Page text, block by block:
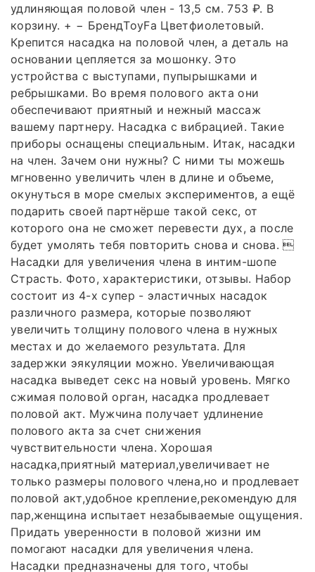
удлиняющая половой член - 13,5 см. 753 ₽. В
корзину. + − БрендToyFa Цветфиолетовый.
Крепится насадка на половой член, а деталь на
основании цепляется за мошонку. Это
устройства с выступами, пупырышками и
ребрышками. Во время полового акта они
обеспечивают приятный и нежный массаж
вашему партнеру. Насадка с вибрацией. Такие
приборы оснащены специальным. Итак, насадки
на член. Зачем они нужны? С ними ты можешь
мгновенно увеличить член в длине и объеме,
окунуться в море смелых экспериментов, а ещё
подарить своей партнёрше такой секс, от
которого она не сможет перевести дух, а после
будет умолять тебя повторить снова и снова. 
Насадки для увеличения члена в интим-шопе
Страсть. Фото, характеристики, отзывы. Набор
состоит из 4-х супер - эластичных насадок
различного размера, которые позволяют
увеличить толщину полового члена в нужных
местах и до желаемого результата. Для
задержки эякуляции можно. Увеличивающая
насадка выведет секс на новый уровень. Мягко
сжимая половой орган, насадка продлевает
половой акт. Мужчина получает удлинение
полового акта за счет снижения
чувствительности члена. Хорошая
насадка,приятный материал,увеличивает не
только размеры полового члена,но и продлевает
половой акт,удобное крепление,рекомендую для
пар,женщина испытает незабываемые ощущения.
Придать уверенности в половой жизни им
помогают насадки для увеличения члена.
Насадки предназначены для того, чтобы